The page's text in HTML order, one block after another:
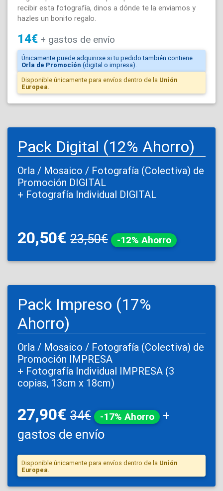
recibir esta fotografía, dinos a dónde te la enviamos y
hazles un bonito regalo.
14€ + gastos de envío
Únicamente puede adquirirse si tu pedido también contiene
Orla de Promoción (digital o impresa).
Disponible únicamente para envíos dentro de la Unión
Europea.
Pack Digital (12% Ahorro)
Orla / Mosaico / Fotografía (Colectiva) de
Promoción DIGITAL
+ Fotografía Individual DIGITAL
20,50€ 23,50€ -12% Ahorro
Pack Impreso (17%
Ahorro)
Orla / Mosaico / Fotografía (Colectiva) de
Promoción IMPRESA
+ Fotografía Individual IMPRESA (3
copias, 13cm x 18cm)
27,90€ 34€ -17% Ahorro
+
gastos de envío
Disponible únicamente para envíos dentro de la Unión
Europea.